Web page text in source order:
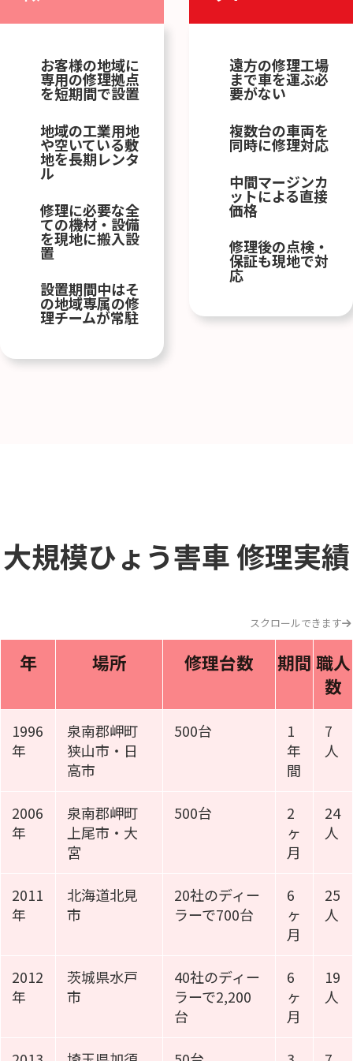
お客様の地域に
専用の修理拠点
を短期間で設置
地域の工業用地
や空いている敷
地を長期レンタ
ル
修理に必要な全
ての機材・設備
を現地に搬入設
置
設置期間中はそ
の地域専属の修
理チームが常駐
遠方の修理工場
まで車を運ぶ必
要がない
複数台の車両を
同時に修理対応
中間マージンカ
ットによる直接
価格
修理後の点検・
保証も現地で対
応
大規模ひょう害車修理実績
スクロールできます
年 場所 修理台数 期間 職人
数
1996
年
泉南郡岬町
狭山市・日
高市
500台
1
年
間
7
人
2006
年
泉南郡岬町
上尾市・大
宮
500台
2
ヶ
月
24
人
2011
年
北海道北見
市
20社のディー
ラーで700台
6
ヶ
月
25
人
2012
年
茨城県水戸
市
40社のディー
ラーで2,200
台
6
ヶ
月
19
人